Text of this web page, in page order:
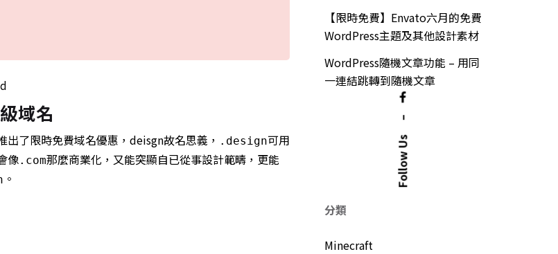
Follow Us
–
域名
了限時免費域名優惠，deisgn故名思義， .design可用
像.com那麼商業化，又能突顯自已從事設計範疇，更能
。
【限時免費】Envato六月的免費
WordPress主題及其他設計素材
WordPress隨機文章功能 – 用同
一連結跳轉到隨機文章
分類
Minecraft